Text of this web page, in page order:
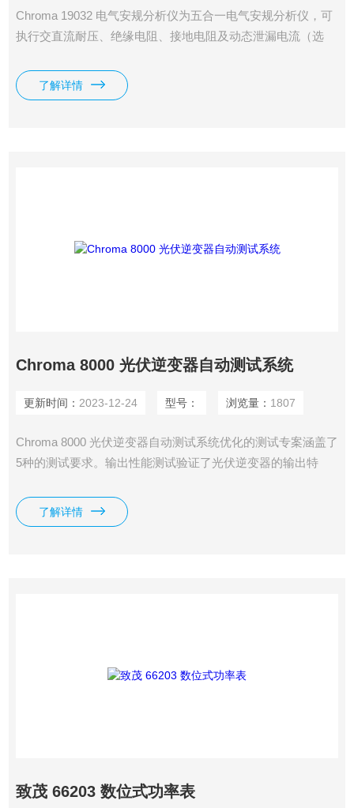
Chroma 19032 电气安规分析仪为五合一电气安规分析仪，可
执行交直流耐压、绝缘电阻、接地电阻及动态泄漏电流（选
测
了解详情
Chroma 8000 光伏逆变器自动测试系统
更新时间： 2023-12-24 型号： 浏览量： 1807
Chroma 8000 光伏逆变器自动测试系统优化的测试专案涵盖了
5种的测试要求。输出性能测试验证了光伏逆变器的输出特
了解详情
致茂 66203 数位式功率表